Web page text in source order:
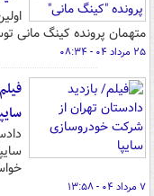
متهمان پرونده کینگ مانی
۲۵ مرداد ۰۴ - ۰۸:۳۴
۷ مرداد ۰۴ - ۱۳:۵۸